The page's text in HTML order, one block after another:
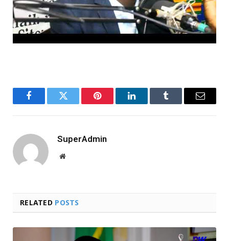
FacebookTwitter Pinterest LinkedInTumblr Email
SuperAdmin
Website
RELATED POSTS